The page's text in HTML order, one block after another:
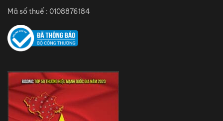
Mã số thuế : 0108876184